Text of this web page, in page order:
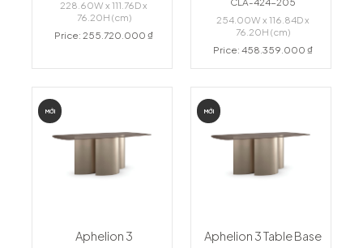
228.60W x 111.76D x
76.20H (cm)
Price: 255.720.000 ₫
254.00W x 116.84D x
76.20H (cm)
Price: 458.359.000 ₫
MỚI
Aphelion 3
MỚI
Aphelion 3 Table Base